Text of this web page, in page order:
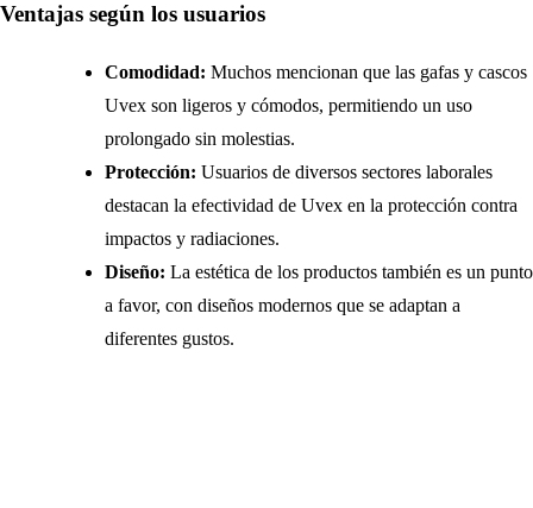
Ventajas según los usuarios
Comodidad: Muchos mencionan que las gafas y cascos
Uvex son ligeros y cómodos, permitiendo un uso
prolongado sin molestias.
Protección: Usuarios de diversos sectores laborales
destacan la efectividad de Uvex en la protección contra
impactos y radiaciones.
Diseño: La estética de los productos también es un punto
a favor, con diseños modernos que se adaptan a
diferentes gustos.